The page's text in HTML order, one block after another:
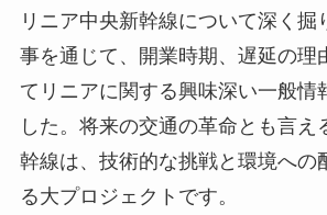
リニア中央新幹線について深く掘
事を通じて、開業時期、遅延の理
てリニアに関する興味深い一般情
した。将来の交通の革命とも言え
幹線は、技術的な挑戦と環境への
る大プロジェクトです。